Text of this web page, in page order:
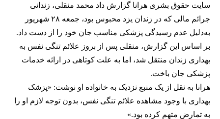
سایت حقوق بشری هرانا گزارش داد محمد منقلی، زندانی
جرائم مالی که در زندان یزد محبوس بود، جمعه ۲۸ شهریور
به‌دلیل عدم رسیدگی پزشکی مناسب جان خود را از دست داد.
بر اساس این گزارش، منقلی پس از بروز علائم تنگی نفس به
بهداری زندان منتقل شد، اما به علت کوتاهی در ارائه خدمات
پزشکی جان باخت.
هرانا به نقل از یک منبع نزدیک به خانواده او نوشت: «پزشک
بهداری با وجود مشاهده علائم تنگی نفس، بدون توجه لازم او را
به تمارض متهم کرده بود.»